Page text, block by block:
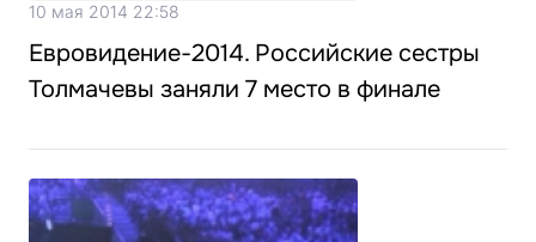
10 мая 2014 22:58
Евровидение-2014. Российские сестры
Толмачевы заняли 7 место в финале